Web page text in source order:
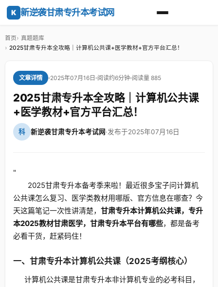
K 新逆袭甘肃专升本考试网
首页
真题题库
2025甘肃专升本全攻略｜计算机公共课+医学教材+官方平台汇总！
文章详情 2025年07月16日 阅读约6分钟 阅读量 885
2025甘肃专升本全攻略｜计算机公共课
+医学教材+官方平台汇总！
科 新逆袭甘肃专升本考试网·发布于2025年07月16日
"
2025甘肃专升本备考季来啦！最近很多宝子问计算机
公共课怎么复习、医学类教材用哪版、官方信息在哪查？今
天这篇笔记一次性讲清楚， 甘肃专升本计算机公共课，专升
本2025教材甘肃医学，甘肃专升本平台有哪些，都是备考
必看干货，赶紧码住！
一、甘肃专升本计算机公共课（2025考纲核心）
计算机公共课是甘肃专升本非计算机专业的必考科目，